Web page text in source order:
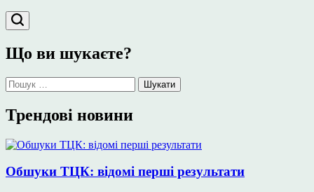
Що ви шукаєте?
Пошук:
Трендові новини
Обшуки ТЦК: відомі перші результати